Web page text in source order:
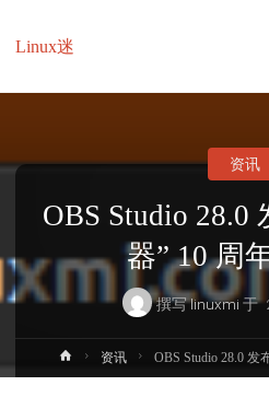
Linux迷
OBS Studio 28.0
器” 10 周
撰写linuxmi 于
资讯
首
页
资讯 OBS Studio 28.0 发